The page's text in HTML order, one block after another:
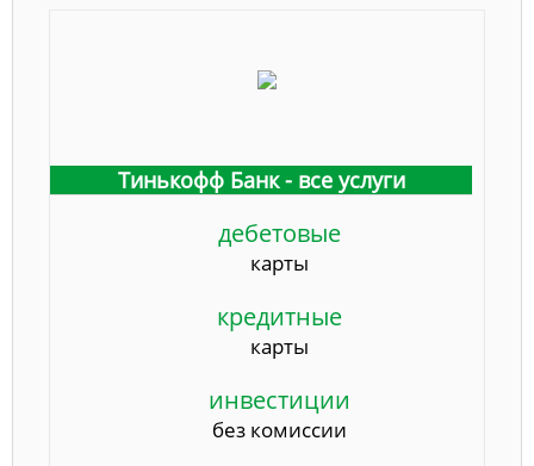
Тинькофф Банк - все услуги
дебетовые
карты
кредитные
карты
инвестиции
без комиссии